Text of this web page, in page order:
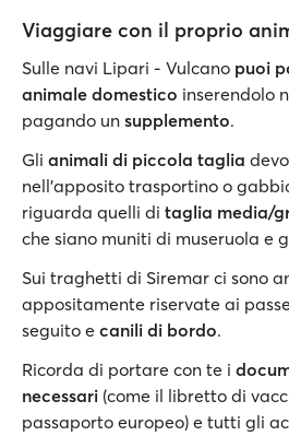
Viaggiare con il proprio
Sulle navi Lipari - Vulcano puoi
animale domestico inserendolo
pagando un supplemento.
Gli animali di piccola taglia
nell'apposito trasportino o
riguarda quelli di taglia media/
che siano muniti di museruola e
Sui traghetti di Siremar ci sono
appositamente riservate ai
seguito e canili di bordo.
Ricorda di portare con te i
necessari (come il libretto di
passaporto europeo) e tutti gli